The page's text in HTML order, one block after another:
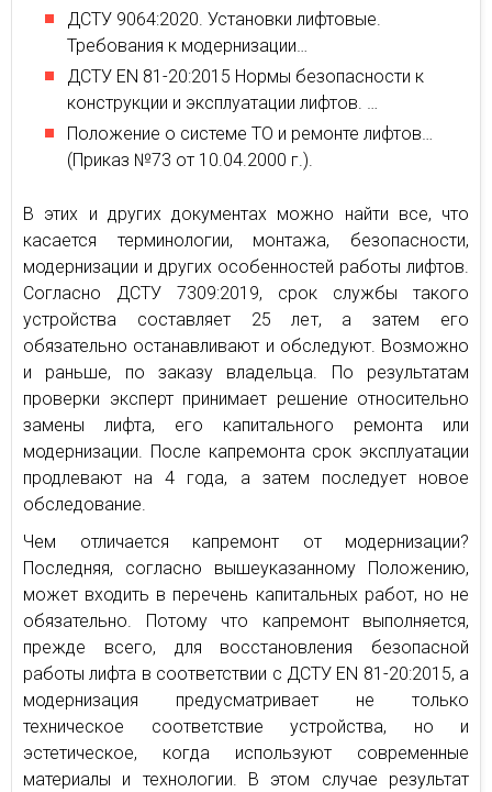
ДСТУ 9064:2020. Установки лифтовые.
Требования к модернизации…
ДСТУ EN 81-20:2015 Нормы безопасности к
конструкции и эксплуатации лифтов. …
Положение о системе ТО и ремонте лифтов…
(Приказ №73 от 10.04.2000 г.).
В этих и других документах можно найти все, что
касается терминологии, монтажа, безопасности,
модернизации и других особенностей работы лифтов.
Согласно ДСТУ 7309:2019, срок службы такого
устройства составляет 25 лет, а затем его
обязательно останавливают и обследуют. Возможно
и раньше, по заказу владельца. По результатам
проверки эксперт принимает решение относительно
замены лифта, его капитального ремонта или
модернизации. После капремонта срок эксплуатации
продлевают на 4 года, а затем последует новое
обследование.
Чем отличается капремонт от модернизации?
Последняя, согласно вышеуказанному Положению,
может входить в перечень капитальных работ, но не
обязательно. Потому что капремонт выполняется,
прежде всего, для восстановления безопасной
работы лифта в соответствии с ДСТУ EN 81-20:2015, а
модернизация предусматривает не только
техническое соответствие устройства, но и
эстетическое, когда используют современные
материалы и технологии. В этом случае результат